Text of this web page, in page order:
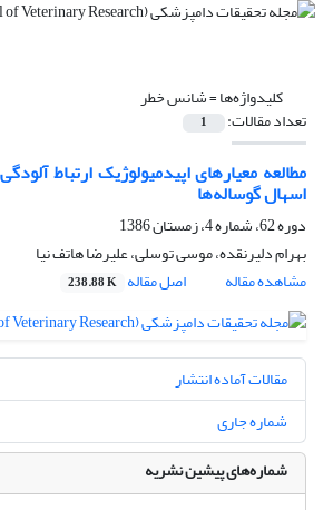
کلیدواژه‌ها =شانس خطر
تعداد مقالات: 1
مطالعه معیارهای اپیدمیولوژیک ارتباط
اسهال گوساله‌ها
دوره 62، شماره 4، زمستان 1386
بهرام دلیرنقده، موسی توسلی، علیرضا هاتف نیا
مشاهده مقاله
اصل مقاله 238.88 K
مقالات آماده انتشار
شماره جاری
شماره‌های پیشین نشریه